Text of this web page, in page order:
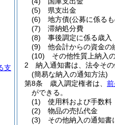
(5)
県支出金
(6)
地方債(公募に係る
(7)
滞納処分費
(8)
事後調定に係る歳入
(9)
他会計からの資金の
(10)
その他性質上納入
2
納入通知書は、法令そ
(簡易な納入の通知方法)
第8条
歳入調定権者は、
ができる。
(1)
使用料および手数料
(2)
物品の売払代金
(3)
その他納入の通知書
支